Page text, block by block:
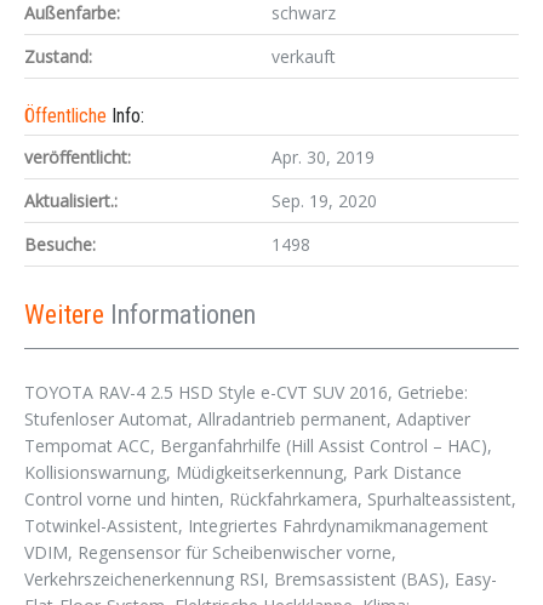
Außenfarbe:
schwarz
Zustand:
verkauft
Öffentliche Info:
veröffentlicht:
Apr. 30, 2019
Aktualisiert.:
Sep. 19, 2020
Besuche:
1498
Weitere Informationen
TOYOTA RAV-4 2.5 HSD Style e-CVT SUV 2016, Getriebe:
Stufenloser Automat, Allradantrieb permanent, Adaptiver
Tempomat ACC, Berganfahrhilfe (Hill Assist Control – HAC),
Kollisionswarnung, Müdigkeitserkennung, Park Distance
Control vorne und hinten, Rückfahrkamera, Spurhalteassistent,
Totwinkel-Assistent, Integriertes Fahrdynamikmanagement
VDIM, Regensensor für Scheibenwischer vorne,
Verkehrszeichenerkennung RSI, Bremsassistent (BAS), Easy-